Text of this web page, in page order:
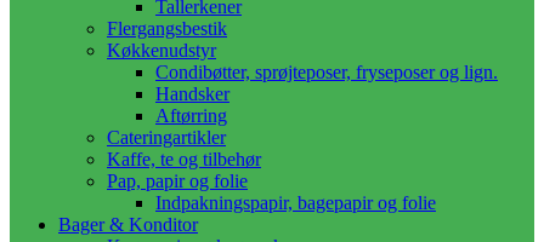
Tallerkener
Flergangsbestik
Køkkenudstyr
Condibøtter, sprøjteposer, fryseposer og lign.
Handsker
Aftørring
Cateringartikler
Kaffe, te og tilbehør
Pap, papir og folie
Indpakningspapir, bagepapir og folie
Bager & Konditor